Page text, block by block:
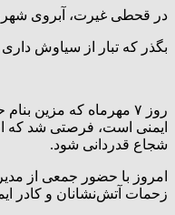
در قحطی غیرت، آبروی
بگذر که تبار از سیاوش داری
روز ۷ مهرماه که مزین
ایمنی است، فرصتی شد که
شجاع قدردانی شود.
امروز با حضور جمعی از
زحمات آتش‌نشانان و کادر